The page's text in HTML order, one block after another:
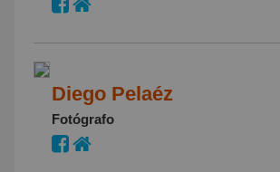
Diego Pelaéz
Fotógrafo